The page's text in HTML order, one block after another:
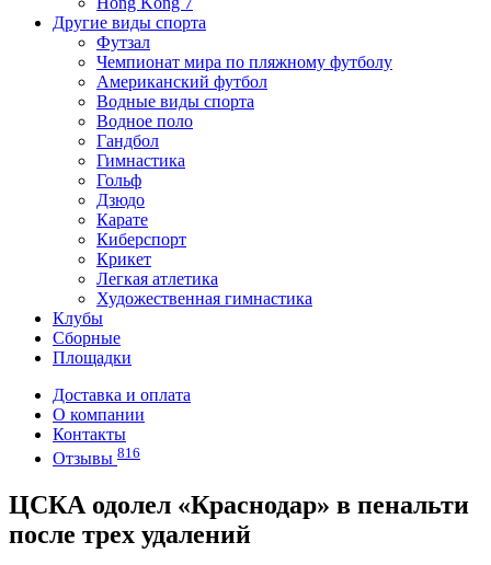
Другие виды спорта
Футзал
Чемпионат мира по пляжному футболу
Американский футбол
Водные виды спорта
Водное поло
Гандбол
Гимнастика
Гольф
Дзюдо
Карате
Киберспорт
Крикет
Легкая атлетика
Художественная гимнастика
Клубы
Сборные
Площадки
Доставка и оплата
О компании
Контакты
Отзывы 816
ЦСКА одолел «Краснодар» в пенальти
после трех удалений